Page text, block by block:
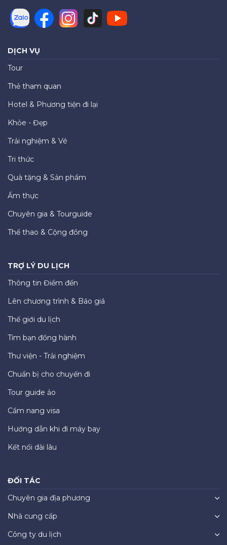
DỊCH VỤ
Tour
Thẻ tham quan
Hotel & Phương tiện đi lại
Khỏe - Đẹp
Trải nghiệm & Vé
Tri thức
Quà tặng & Sản phẩm
Ẩm thực
Chuyên gia & Tourguide
Thể thao & Cộng đồng
TRỢ LÝ DU LỊCH
Thông tin Điểm đến
Lên chương trình & Báo giá
Thế giới du lịch
Tìm bạn đồng hành
Thư viện - Trải nghiệm
Chuẩn bị cho chuyến đi
Tour guide ảo
Cẩm nang visa
Hướng dẫn khi đi máy bay
Kết nối dài lâu
ĐỐI TÁC
Chuyên gia địa phương
Nhà cung cấp
Công ty du lịch